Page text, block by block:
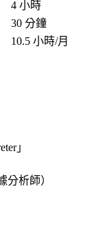
4 小時
30 分鐘
10.5 小時/月
」
分析師）